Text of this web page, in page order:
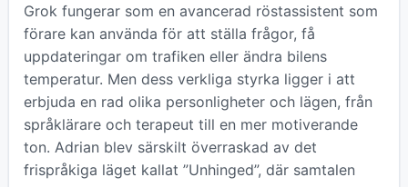
Grok fungerar som en avancerad röstassistent som
förare kan använda för att ställa frågor, få
uppdateringar om trafiken eller ändra bilens
temperatur. Men dess verkliga styrka ligger i att
erbjuda en rad olika personligheter och lägen, från
språklärare och terapeut till en mer motiverande
ton. Adrian blev särskilt överraskad av det
frispråkiga läget kallat ”Unhinged”, där samtalen